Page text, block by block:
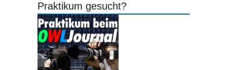
Praktikum gesucht?